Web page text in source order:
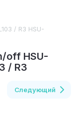
/ R3 HSU-
off HSU-
/ R3
Следующий